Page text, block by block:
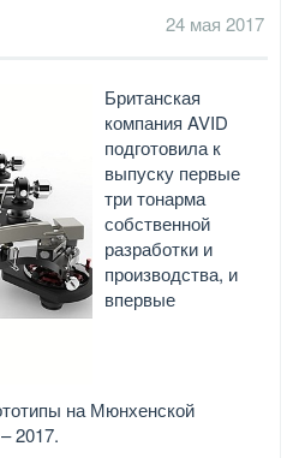
24 мая 2017
Британская
компания AVID
подготовила к
выпуску первые
три тонарма
собственной
разработки и
производства, и
впервые
на Мюнхенской
2017.